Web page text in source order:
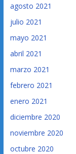
agosto 2021
julio 2021
mayo 2021
abril 2021
marzo 2021
febrero 2021
enero 2021
diciembre 2020
noviembre 2020
octubre 2020